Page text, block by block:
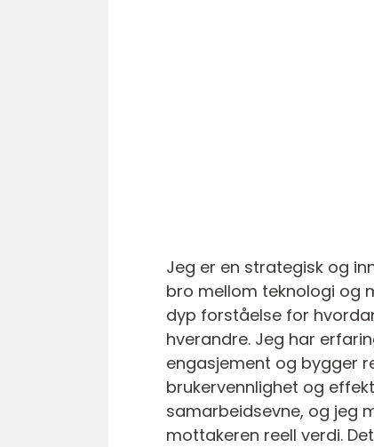
Jeg er en strategisk og
bro mellom teknologi og
dyp forståelse for
hverandre. Jeg har
engasjement og bygger
brukervennlighet og
samarbeidsevne, og jeg
mottakeren reell verdi.